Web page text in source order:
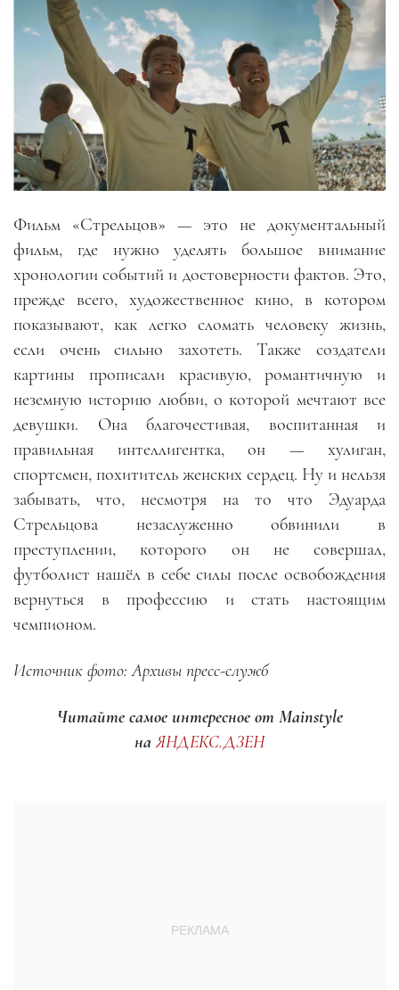
Фильм «Стрельцов» — это не документальный
фильм, где нужно уделять большое внимание
хронологии событий и достоверности фактов. Это,
прежде всего, художественное кино, в котором
показывают, как легко сломать человеку жизнь,
если очень сильно захотеть. Также создатели
картины прописали красивую, романтичную и
неземную историю любви, о которой мечтают все
девушки. Она благочестивая, воспитанная и
правильная интеллигентка, он — хулиган,
спортсмен, похититель женских сердец. Ну и нельзя
забывать, что, несмотря на то что Эдуарда
Стрельцова незаслуженно обвинили в
преступлении, которого он не совершал,
футболист нашёл в себе силы после освобождения
вернуться в профессию и стать настоящим
чемпионом.
Источник фото: Архивы пресс-служб
Читайте самое интересное от Mainstyle
наЯНДЕКС.ДЗЕН